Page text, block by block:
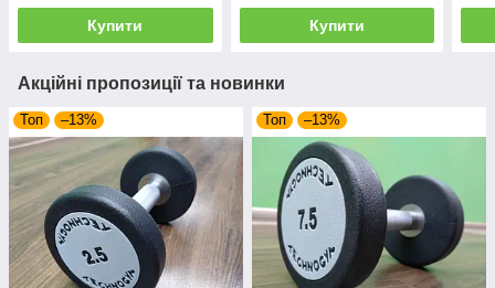
Купити Купити
Акційні пропозиції та новинки
Топ –13% Топ –13%